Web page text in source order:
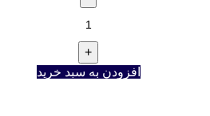
افزودن به سبد خرید